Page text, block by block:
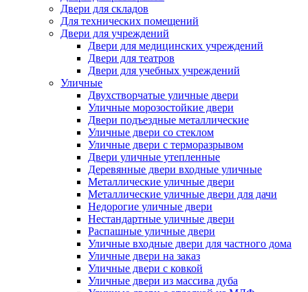
Двери для складов
Для технических помещений
Двери для учреждений
Двери для медицинских учреждений
Двери для театров
Двери для учебных учреждений
Уличные
Двухстворчатые уличные двери
Уличные морозостойкие двери
Двери подъездные металлические
Уличные двери со стеклом
Уличные двери с терморазрывом
Двери уличные утепленные
Деревянные двери входные уличные
Металлические уличные двери
Металлические уличные двери для дачи
Недорогие уличные двери
Нестандартные уличные двери
Распашные уличные двери
Уличные входные двери для частного дома
Уличные двери на заказ
Уличные двери с ковкой
Уличные двери из массива дуба